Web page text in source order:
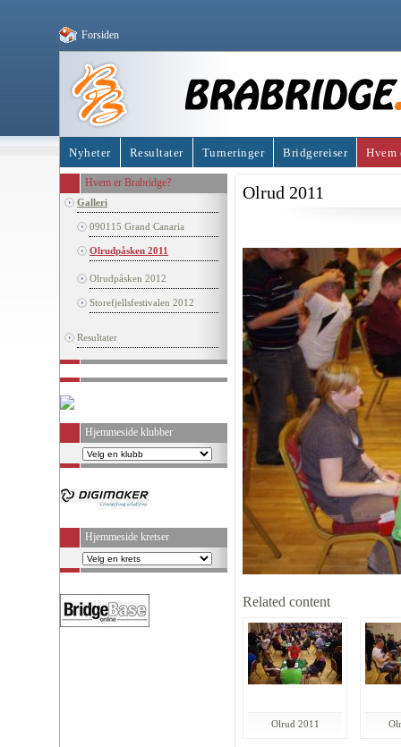
Forsiden
Nyheter Resultater Turneringer Bridgereiser Hvem
Hvem er Brabridge?
Galleri
090115 Grand Canaria
Olrudpåsken 2011
Olrudpåsken 2012
Storefjellsfestivalen 2012
Resultater
Hjemmeside klubber
Hjemmeside kretser
Olrud 2011
Related content
Olrud 2011